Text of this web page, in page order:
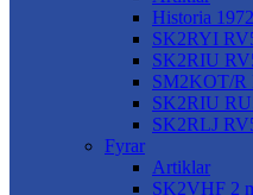
Historia
SK2RYI
SK2RIU
SM2KOT/R
SK2RIU
SK2RLJ
Fyrar
Artiklar
SK2VHF 2